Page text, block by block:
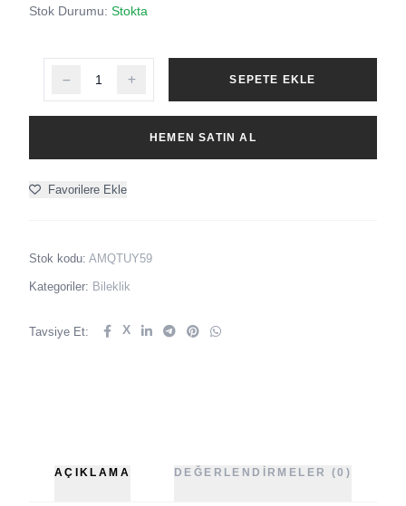
Stok Durumu: Stokta
SEPETE EKLE
HEMEN SATIN AL
Favorilere Ekle
Stok kodu: AMQTUY59
Kategoriler: Bileklik
Tavsiye Et: X
AÇIKLAMA DEĞERLENDIRMELER (0)